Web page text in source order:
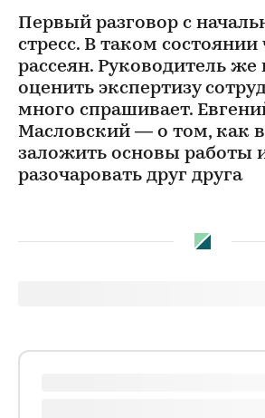
Первый разговор с
стресс. В таком состоянии
рассеян. Руководитель же
оценить экспертизу
много спрашивает.
Масловский — о том, как
заложить основы работы
разочаровать друг друга